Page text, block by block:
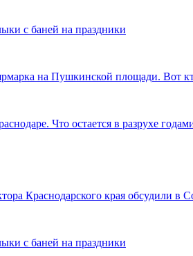
с баней на праздники
на Пушкинской площади. Вот
Что остается в разрухе
Краснодарского края обсудили в
с баней на праздники